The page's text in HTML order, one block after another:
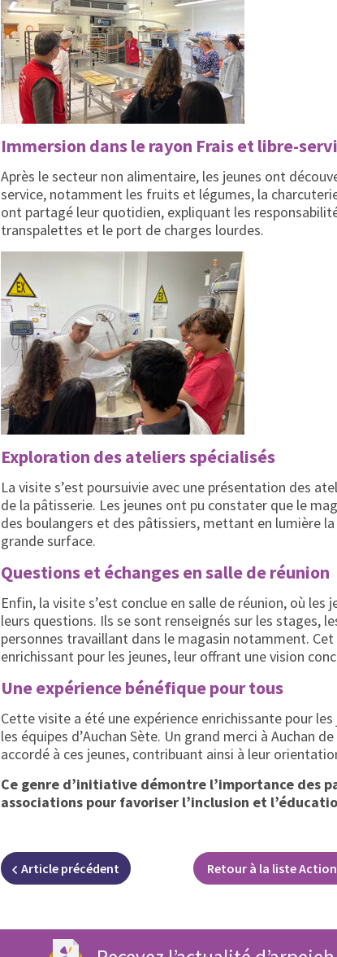
Immersion dans le rayon Frais et libre-
Après le secteur non alimentaire, les jeunes ont
service, notamment les fruits et légumes, la
ont partagé leur quotidien, expliquant les
transpalettes et le port de charges lourdes.
Exploration des ateliers spécialisés
La visite s’est poursuivie avec une présentation des
de la pâtisserie. Les jeunes ont pu constater que le
des boulangers et des pâtissiers, mettant en lumière
grande surface.
Questions et échanges en salle de réunion
Enfin, la visite s’est conclue en salle de réunion, où les
leurs questions. Ils se sont renseignés sur les stages,
personnes travaillant dans le magasin notamment.
enrichissant pour les jeunes, leur offrant une vision
Une expérience bénéfique pour tous
Cette visite a été une expérience enrichissante pour
les équipes d’Auchan Sète. Un grand merci à Auchan
accordé à ces jeunes, contribuant ainsi à leur
Ce genre d’initiative démontre l’importance des
associations pour favoriser l’inclusion et
Article précédent Retour à la liste